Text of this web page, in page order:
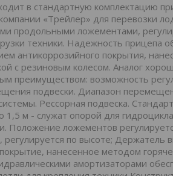
в стандартную комплектацию
«Трейлер» для перевозки
продольными ложементами,
техники. Надежность прицепа
антикоррозийного покрытия,
с резиновым колесом. Аналог
преимуществом: возможность
подвески. Диапазон
Рессорная подвеска.
1,5 м - служат опорой для
Положение ложементов
по высоте; Держатель
нанесенное методом
амортизаторами